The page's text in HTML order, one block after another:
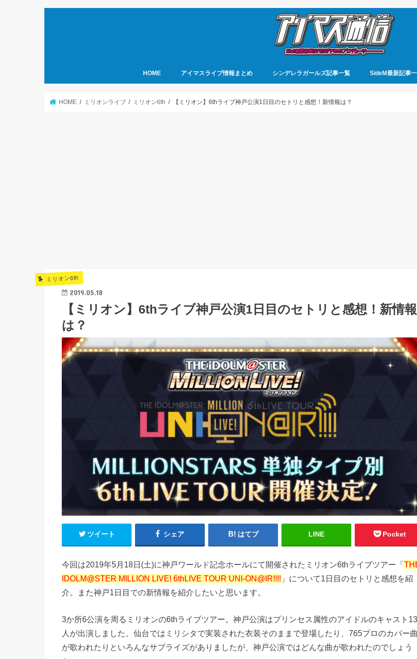
HOME アイマスライブ情報まとめ シンデレラガールズ記事一覧 SideM最新記事
HOME ミリオンライブ ミリオン6th 【ミリオン】6thライブ神戸公演1日目のセトリと感想！新情報は？
ミリオン6th
2019.05.18
【ミリオン】6thライブ神戸公演1日目のセトリと感想！新情報
は？
ツイート シェア はてブ LINE Pocket
今回は2019年5月18日(土)に神戸ワールド記念ホールにて開催されたミリオン6thライブツアー「
IDOLM@STER MILLION LIVE! 6thLIVE TOUR UNI-ON@IR!!!! 」について1日目のセトリと感想を紹
介。また神戸1日目での新情報を紹介したいと思います。
3か所6公演を周るミリオンの6thライブツアー。神戸公演はプリンセス属性のアイドルのキャスト13
人が出演しました。仙台ではミリシタで実装された衣装そのままで登場したり、765プロのカバー曲
が歌われたりといろんなサプライズがありましたが、神戸公演ではどんな曲が歌われたのでしょう